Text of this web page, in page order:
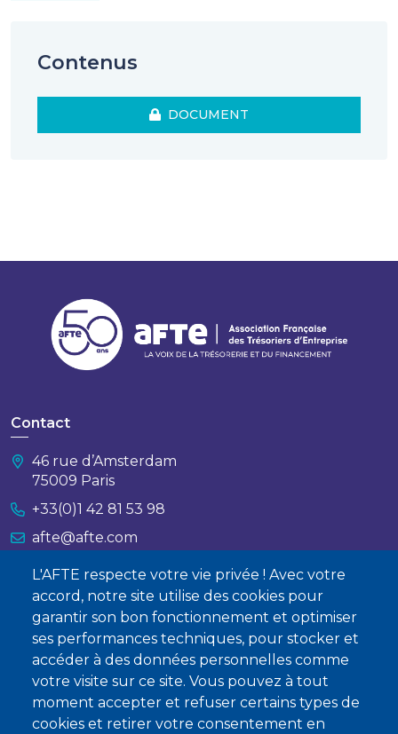
L'AFTE respecte votre vie privée ! Avec votre
accord, notre site utilise des cookies pour
garantir son bon fonctionnement et optimiser
ses performances techniques, pour stocker et
accéder à des données personnelles comme
votre visite sur ce site. Vous pouvez à tout
moment accepter et refuser certains types de
cookies et retirer votre consentement en
Contenus
DOCUMENT
Contact
46 rue d’Amsterdam
75009 Paris
+33(0)1 42 81 53 98
afte@afte.com
Nous contacter
À propos
Qui sommes-nous ?
Devenir membre